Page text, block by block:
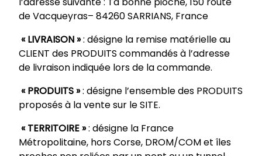
de Vacqueyras– 84260 SARRIANS, France
« LIVRAISON »: désigne la remise matérielle au
CLIENT des PRODUITS commandés à l’adresse
de livraison indiquée lors de la commande.
« PRODUITS »: désigne l’ensemble des PRODUITS
proposés à la vente sur le SITE.
« TERRITOIRE »: désigne la France
Métropolitaine, hors Corse, DROM/COM et îles